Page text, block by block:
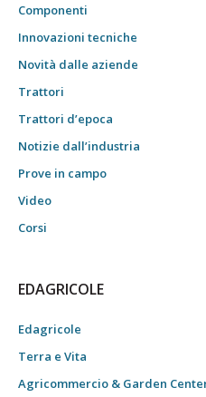
Componenti
Innovazioni tecniche
Novità dalle aziende
Trattori
Trattori d’epoca
Notizie dall’industria
Prove in campo
Video
Corsi
EDAGRICOLE
Edagricole
Terra e Vita
Agricommercio & Garden